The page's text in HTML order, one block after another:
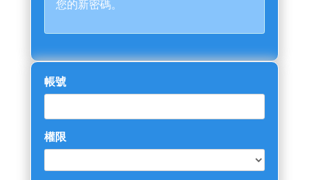
您的新密碼。
帳號
權限